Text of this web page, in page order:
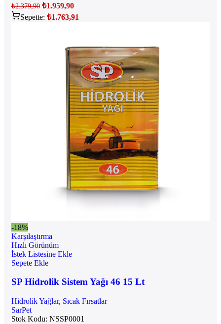
₺2.379,90 ₺1.959,90
Sepette: ₺1.763,91
-18%
Karşılaştırma
Hızlı Görünüm
İstek Listesine Ekle
Sepete Ekle
SP Hidrolik Sistem Yağı 46 15 Lt
Hidrolik Yağlar, Sıcak Fırsatlar
SarPet
Stok Kodu: NSSP0001